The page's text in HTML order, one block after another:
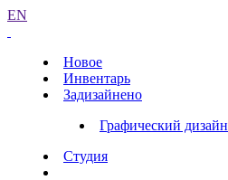
EN
Новое
Инвентарь
Задизайнено
Графический дизайн
Студия